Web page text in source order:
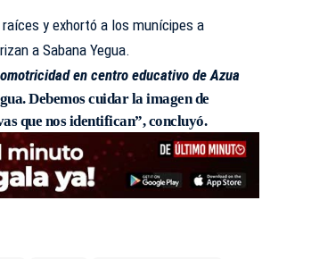
y exhortó a los munícipes a
a Sabana Yegua.
en centro educativo de Azua
Debemos cuidar la imagen de
que nos identifican”, concluyó.